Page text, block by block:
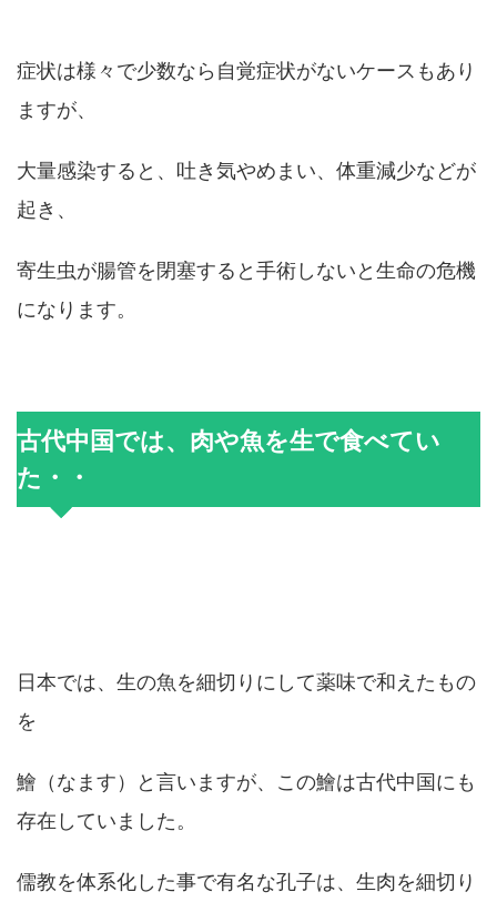
症状は様々で少数なら自覚症状がないケースもあり
ますが、
大量感染すると、吐き気やめまい、体重減少などが
起き、
寄生虫が腸管を閉塞すると手術しないと生命の危機
になります。
古代中国では、肉や魚を生で食べてい
た・・
日本では、生の魚を細切りにして薬味で和えたもの
を
鱠（なます）と言いますが、この鱠は古代中国にも
存在していました。
儒教を体系化した事で有名な孔子は、生肉を細切り